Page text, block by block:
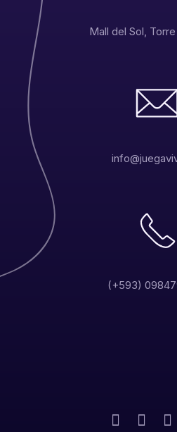
Mall del Sol,
(+593)